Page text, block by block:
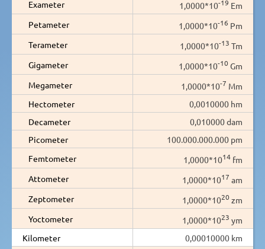
Exameter 1,0000*10-19 Em
Petameter
1,0000*10-16 Pm
Terameter
1,0000*10-13 Tm
Gigameter
1,0000*10-10 Gm
Megameter
1,0000*10-7 Mm
Hectometer
0,0010000 hm
Decameter
0,010000 dam
Picometer
100.000.000.000 pm
Femtometer
1,0000*1014 fm
Attometer
1,0000*1017 am
Zeptometer
1,0000*1020 zm
Yoctometer
1,0000*1023 ym
Kilometer
0,00010000 km